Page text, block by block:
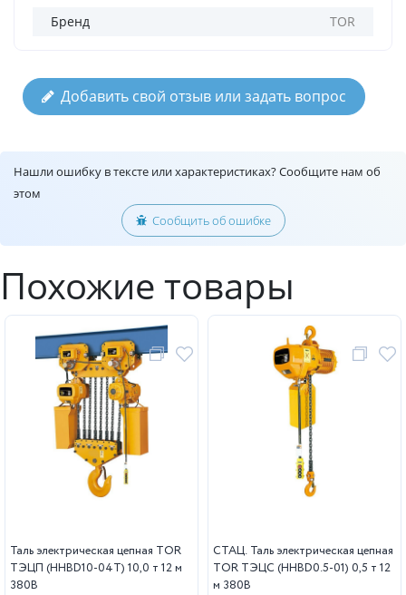
Бренд TOR
Добавить свой отзыв или задать вопрос
Нашли ошибку в тексте или характеристиках? Сообщите нам об
этом
Сообщить об ошибке
Похожие товары
Таль электрическая цепная TOR
ТЭЦП (HHBD10-04T) 10,0 т 12 м
380В
СТАЦ. Таль электрическая цепная
TOR ТЭЦС (HHBD0.5-01) 0,5 т 12
м 380В